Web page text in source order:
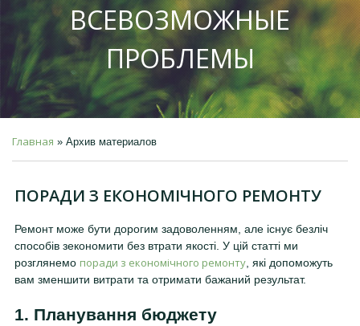
ВСЕВОЗМОЖНЫЕ
ПРОБЛЕМЫ
Главная » Архив материалов
ПОРАДИ З ЕКОНОМІЧНОГО РЕМОНТУ
Ремонт може бути дорогим задоволенням, але існує безліч
способів зекономити без втрати якості. У цій статті ми
розглянемо поради з економічного ремонту , які допоможуть
вам зменшити витрати та отримати бажаний результат.
1. Планування бюджету